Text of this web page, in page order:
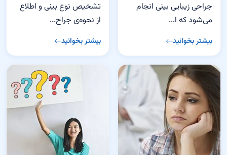
جراحی زیبایی بینی انجام
می‌شود که ا...
بیشتر بخوانید
تشخیص نوع بینی و اطلاع
از نحوه‌ی جراح...
بیشتر بخوانید